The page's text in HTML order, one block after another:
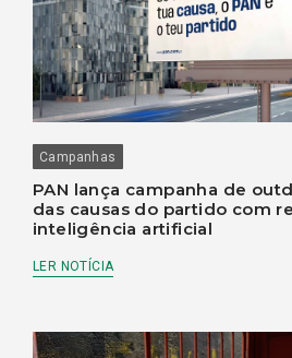
Campanhas
PAN lança campanha de
das causas do partido com
inteligência artificial
LER NOTÍCIA